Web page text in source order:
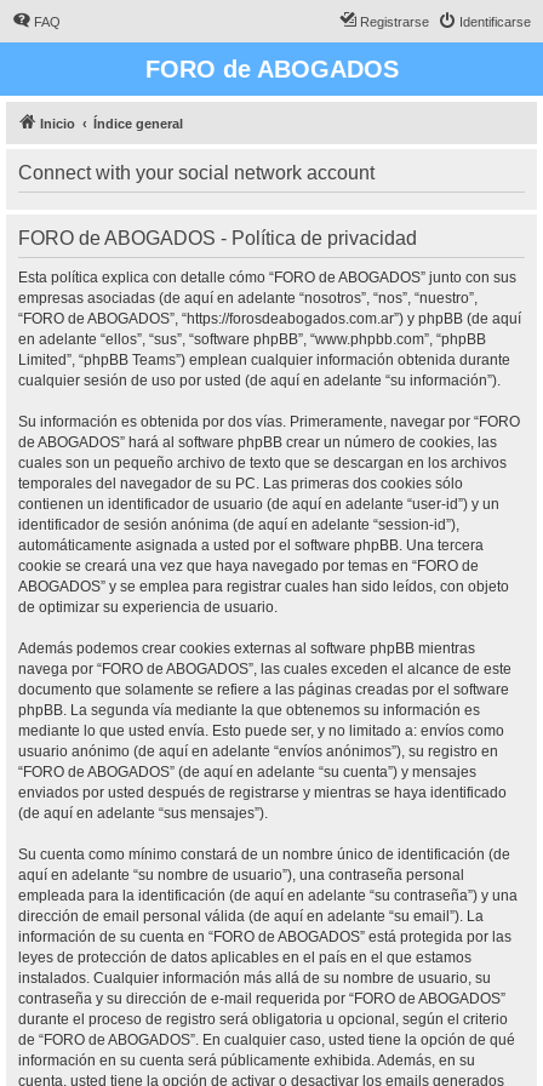
FAQ Identificarse
Registrarse
FORO de ABOGADOS
Inicio Índice general
Connect with your social network account
FORO de ABOGADOS - Política de privacidad
Esta política explica con detalle cómo “FORO de ABOGADOS” junto con sus
empresas asociadas (de aquí en adelante “nosotros”, “nos”, “nuestro”,
“FORO de ABOGADOS”, “https://forosdeabogados.com.ar”) y phpBB (de aquí
en adelante “ellos”, “sus”, “software phpBB”, “www.phpbb.com”, “phpBB
Limited”, “phpBB Teams”) emplean cualquier información obtenida durante
cualquier sesión de uso por usted (de aquí en adelante “su información”).
Su información es obtenida por dos vías. Primeramente, navegar por “FORO
de ABOGADOS” hará al software phpBB crear un número de cookies, las
cuales son un pequeño archivo de texto que se descargan en los archivos
temporales del navegador de su PC. Las primeras dos cookies sólo
contienen un identificador de usuario (de aquí en adelante “user-id”) y un
identificador de sesión anónima (de aquí en adelante “session-id”),
automáticamente asignada a usted por el software phpBB. Una tercera
cookie se creará una vez que haya navegado por temas en “FORO de
ABOGADOS” y se emplea para registrar cuales han sido leídos, con objeto
de optimizar su experiencia de usuario.
Además podemos crear cookies externas al software phpBB mientras
navega por “FORO de ABOGADOS”, las cuales exceden el alcance de este
documento que solamente se refiere a las páginas creadas por el software
phpBB. La segunda vía mediante la que obtenemos su información es
mediante lo que usted envía. Esto puede ser, y no limitado a: envíos como
usuario anónimo (de aquí en adelante “envíos anónimos”), su registro en
“FORO de ABOGADOS” (de aquí en adelante “su cuenta”) y mensajes
enviados por usted después de registrarse y mientras se haya identificado
(de aquí en adelante “sus mensajes”).
Su cuenta como mínimo constará de un nombre único de identificación (de
aquí en adelante “su nombre de usuario”), una contraseña personal
empleada para la identificación (de aquí en adelante “su contraseña”) y una
dirección de email personal válida (de aquí en adelante “su email”). La
información de su cuenta en “FORO de ABOGADOS” está protegida por las
leyes de protección de datos aplicables en el país en el que estamos
instalados. Cualquier información más allá de su nombre de usuario, su
contraseña y su dirección de e-mail requerida por “FORO de ABOGADOS”
durante el proceso de registro será obligatoria u opcional, según el criterio
de “FORO de ABOGADOS”. En cualquier caso, usted tiene la opción de qué
información en su cuenta será públicamente exhibida. Además, en su
cuenta, usted tiene la opción de activar o desactivar los emails generados